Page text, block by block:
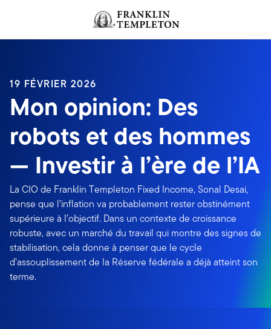
Header menu toggle
19 FÉVRIER 2026
Mon opinion: Des
robots et des hommes
— Investir à l’ère de l’IA
La CIO de Franklin Templeton Fixed Income, Sonal Desai,
pense que l’inflation va probablement rester obstinément
supérieure à l’objectif. Dans un contexte de croissance
robuste, avec un marché du travail qui montre des signes de
stabilisation, cela donne à penser que le cycle
d’assouplissement de la Réserve fédérale a déjà atteint son
terme.